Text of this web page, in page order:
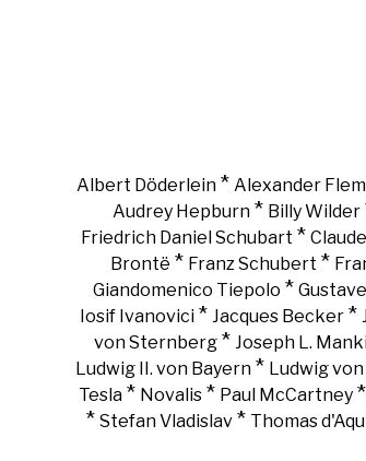
Albert Döderlein* Alexander
Audrey Hepburn* Billy Wilder
Friedrich Daniel Schubart *
Brontë * Franz Schubert *
Giandomenico Tiepolo *
Iosif Ivanovici * Jacques Becker *
von Sternberg * Joseph L.
Ludwig II. von Bayern * Ludwig
Tesla * Novalis * Paul McCartney *
* Stefan Vladislav * Thomas